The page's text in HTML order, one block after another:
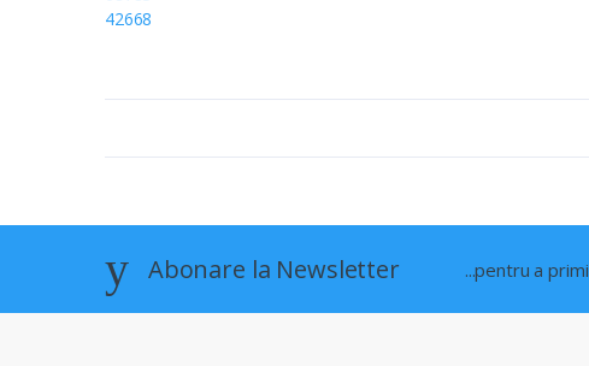
Abonare la Newsletter ...pentru a primi